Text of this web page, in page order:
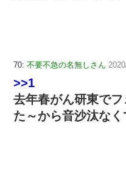
70: 不要不急の名無しさん
>>1
去年春がん研東で
た～から音沙汰なく